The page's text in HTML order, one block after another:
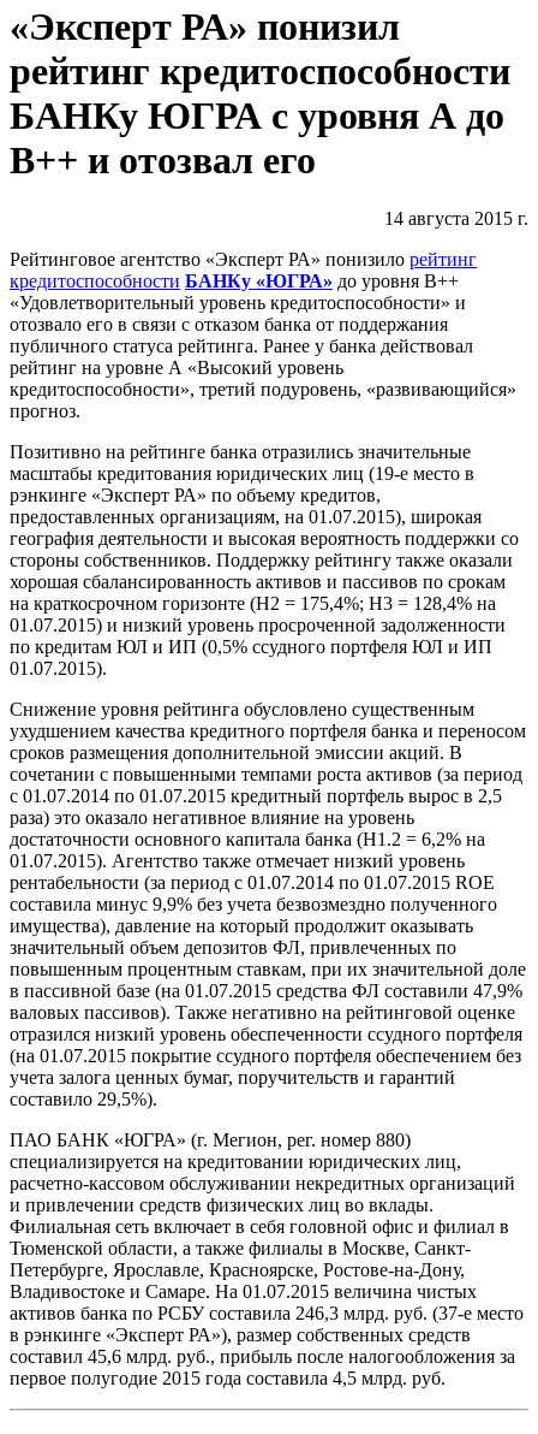
«Эксперт РА» понизил
рейтинг кредитоспособности
БАНКу ЮГРА с уровня А до
B++ и отозвал его
14 августа 2015 г.
Рейтинговое агентство «Эксперт РА» понизило рейтинг
кредитоспособности БАНКу «ЮГРА» до уровня B++
«Удовлетворительный уровень кредитоспособности» и
отозвало его в связи с отказом банка от поддержания
публичного статуса рейтинга. Ранее у банка действовал
рейтинг на уровне А «Высокий уровень
кредитоспособности», третий подуровень, «развивающийся»
прогноз.
Позитивно на рейтинге банка отразились значительные
масштабы кредитования юридических лиц (19-е место в
рэнкинге «Эксперт РА» по объему кредитов,
предоставленных организациям, на 01.07.2015), широкая
география деятельности и высокая вероятность поддержки со
стороны собственников. Поддержку рейтингу также оказали
хорошая сбалансированность активов и пассивов по срокам
на краткосрочном горизонте (Н2 = 175,4%; Н3 = 128,4% на
01.07.2015) и низкий уровень просроченной задолженности
по кредитам ЮЛ и ИП (0,5% ссудного портфеля ЮЛ и ИП
01.07.2015).
Снижение уровня рейтинга обусловлено существенным
ухудшением качества кредитного портфеля банка и переносом
сроков размещения дополнительной эмиссии акций. В
сочетании с повышенными темпами роста активов (за период
с 01.07.2014 по 01.07.2015 кредитный портфель вырос в 2,5
раза) это оказало негативное влияние на уровень
достаточности основного капитала банка (Н1.2 = 6,2% на
01.07.2015). Агентство также отмечает низкий уровень
рентабельности (за период с 01.07.2014 по 01.07.2015 ROE
составила минус 9,9% без учета безвозмездно полученного
имущества), давление на который продолжит оказывать
значительный объем депозитов ФЛ, привлеченных по
повышенным процентным ставкам, при их значительной доле
в пассивной базе (на 01.07.2015 средства ФЛ составили 47,9%
валовых пассивов). Также негативно на рейтинговой оценке
отразился низкий уровень обеспеченности ссудного портфеля
(на 01.07.2015 покрытие ссудного портфеля обеспечением без
учета залога ценных бумаг, поручительств и гарантий
составило 29,5%).
ПАО БАНК «ЮГРА» (г. Мегион, рег. номер 880)
специализируется на кредитовании юридических лиц,
расчетно-кассовом обслуживании некредитных организаций
и привлечении средств физических лиц во вклады.
Филиальная сеть включает в себя головной офис и филиал в
Тюменской области, а также филиалы в Москве, Санкт-
Петербурге, Ярославле, Красноярске, Ростове-на-Дону,
Владивостоке и Самаре. На 01.07.2015 величина чистых
активов банка по РСБУ составила 246,3 млрд. руб. (37-е место
в рэнкинге «Эксперт РА»), размер собственных средств
составил 45,6 млрд. руб., прибыль после налогообложения за
первое полугодие 2015 года составила 4,5 млрд. руб.